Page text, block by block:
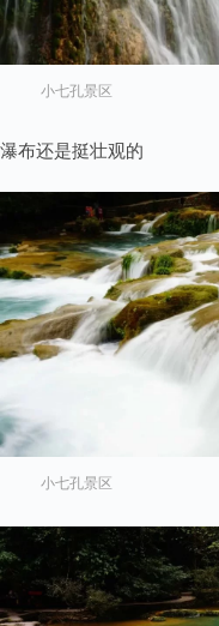
小七孔景区
瀑布还是挺壮观的
小七孔景区